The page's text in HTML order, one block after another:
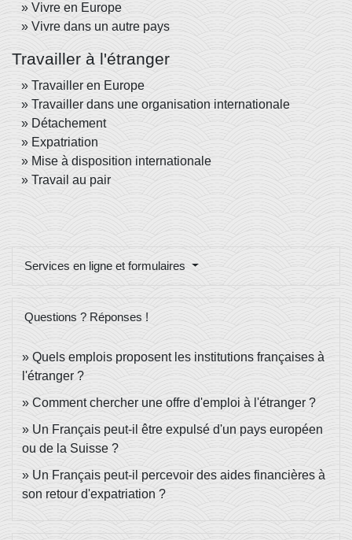
Vivre en Europe
Vivre dans un autre pays
Travailler à l'étranger
Travailler en Europe
Travailler dans une organisation internationale
Détachement
Expatriation
Mise à disposition internationale
Travail au pair
Services en ligne et formulaires
Questions ? Réponses !
Quels emplois proposent les institutions françaises à
l'étranger ?
Comment chercher une offre d'emploi à l'étranger ?
Un Français peut-il être expulsé d'un pays européen
ou de la Suisse ?
Un Français peut-il percevoir des aides financières à
son retour d'expatriation ?